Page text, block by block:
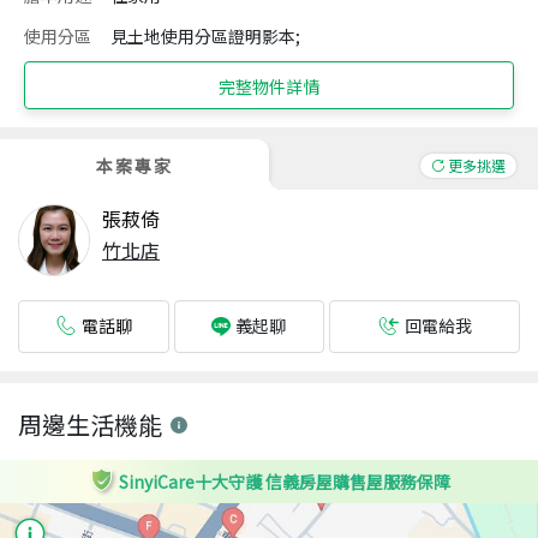
使用分區
見土地使用分區證明影本;
完整物件詳情
本案專家 更多挑選
張菽倚
竹北店
電話聊 義起聊 回電給我
周邊生活機能
SinyiCare十大守護 信義房屋購售屋服務保障